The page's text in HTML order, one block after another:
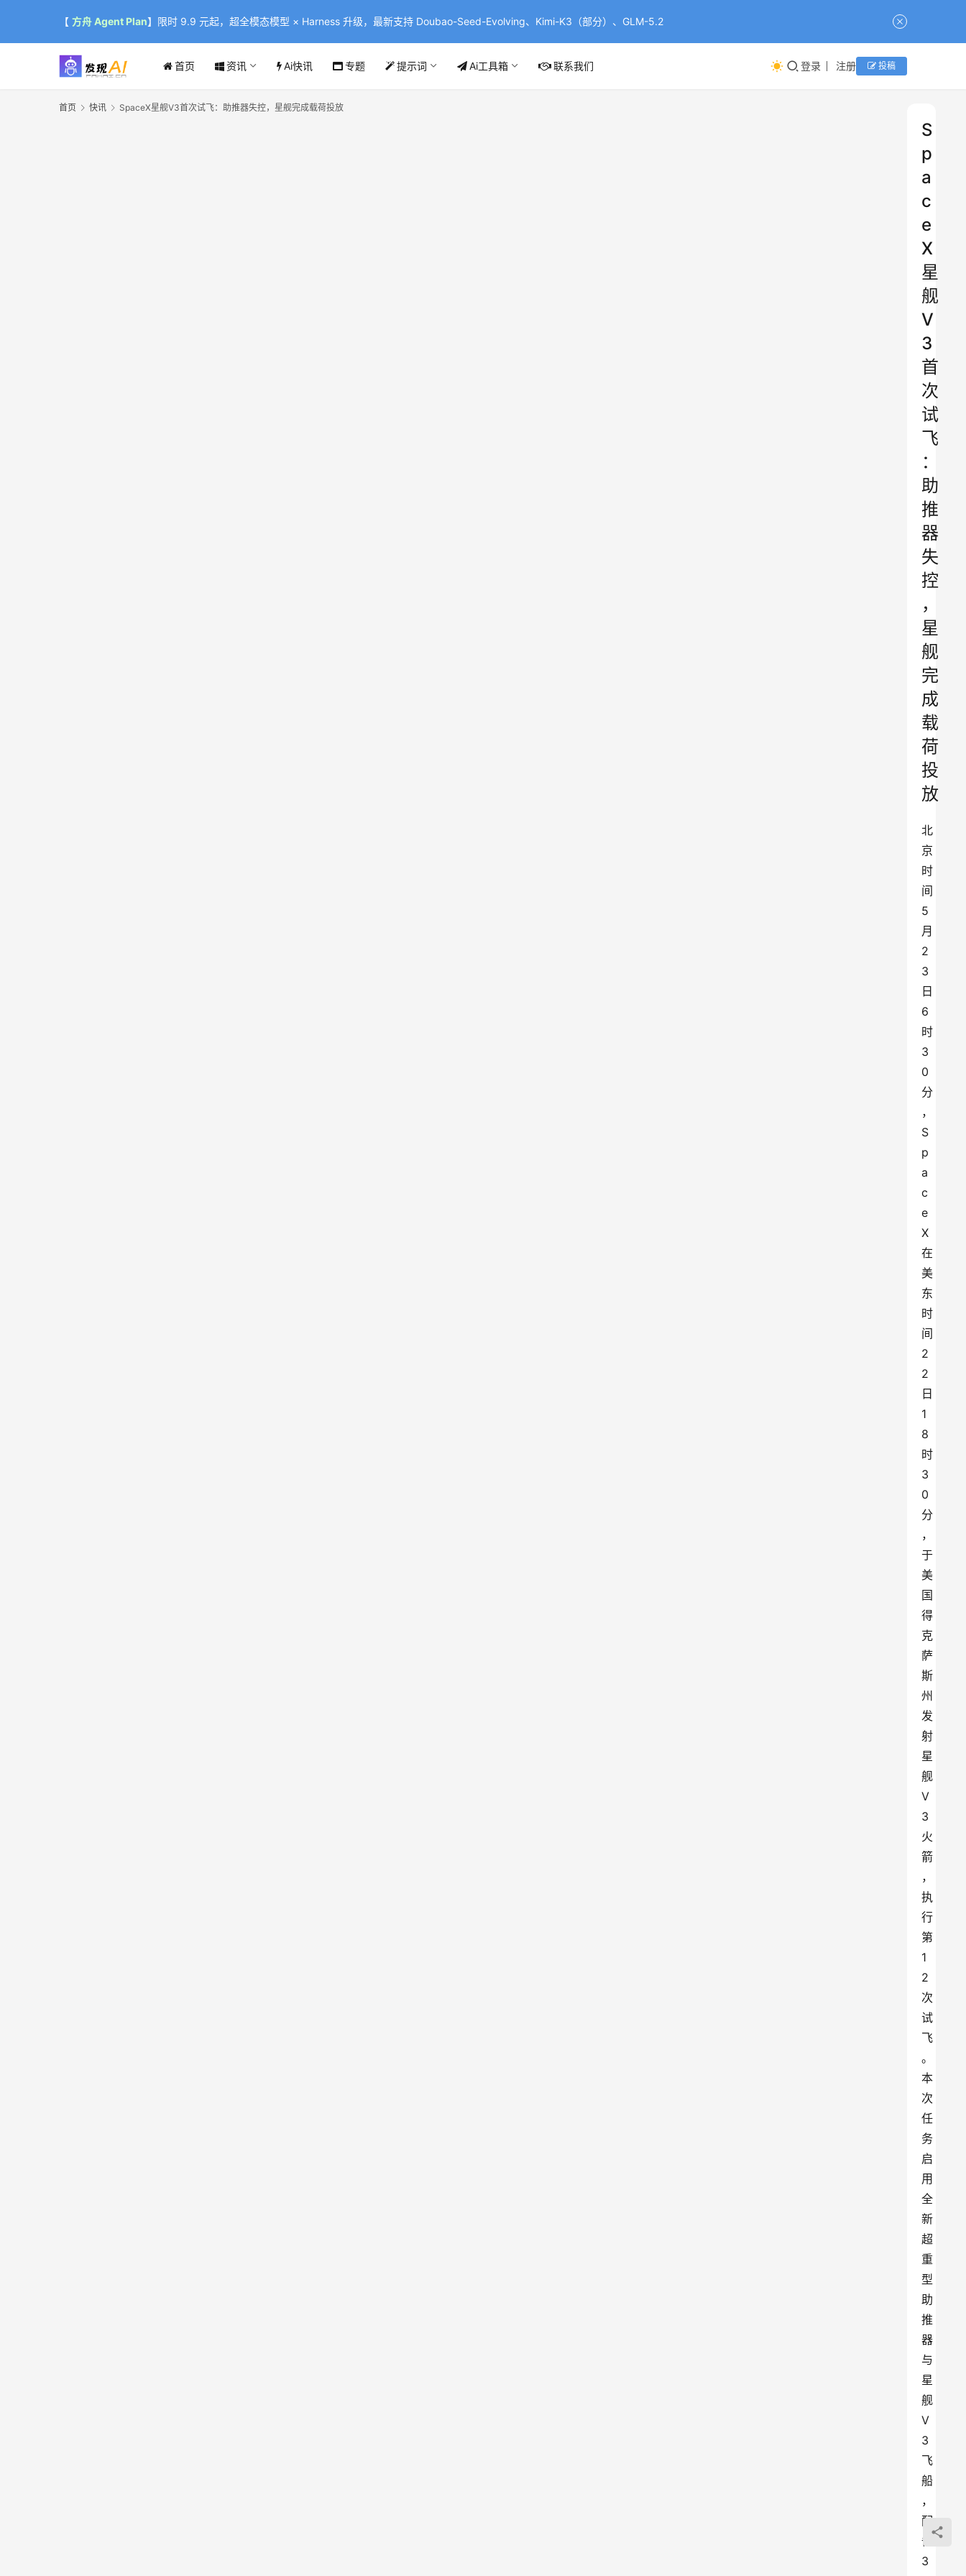
【 方舟 Agent Plan】限时 9.9 元起，超全模态模型 × Harness 升级，最新支持 Doubao-Seed-Evolving、Kimi-K3（部分）、GLM-5.2
首页 资讯 Ai快讯 专题 提示词 Ai工具箱 联系我们 登录 注册 投稿
首页 快讯 SpaceX星舰V3首次试飞：助推器失控，星舰完成载荷投放
S
p
a
c
e
X
星
舰
V
3
首
次
试
飞
：
助
推
器
失
控
，
星
舰
完
成
载
荷
投
放
北
京
时
间
5
月
2
3
日
6
时
3
0
分
，
S
p
a
c
e
X
在
美
东
时
间
2
2
日
1
8
时
3
0
分
，
于
美
国
得
克
萨
斯
州
发
射
星
舰
V
3
火
箭
，
执
行
第
1
2
次
试
飞
。
本
次
任
务
启
用
全
新
超
重
型
助
推
器
与
星
舰
V
3
飞
船
，
配
备
3